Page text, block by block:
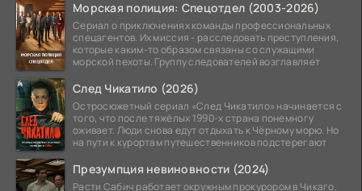
Морская полиция: Спецотдел (2003-2026)
Сериал о приключениях команды профессиональных
спецагентов. Их миссия - расследовать преступления,
которые каким-то образом связаны со служащими
морской пехоты. Группу следователей возглавляет
След Чикатило (2026)
Остросюжетный сериал «След Чикатило» начинается с
того, что после тяжёлых 1990-х страна понемногу
оживает. Люди снова едут отдыхать к Чёрному морю. Но
на пути к курортам путешественников подстерегают
Презумпция невиновности (2024)
Расти Сабич работает окружным прокурором в Чикаго.